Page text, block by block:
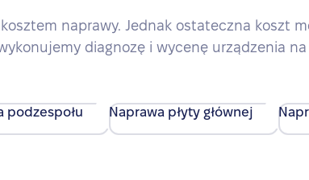
naprawy. Jednak ostateczna koszt
diagnozę i wycenę urządzenia
podzespołu Naprawa płyty głównej